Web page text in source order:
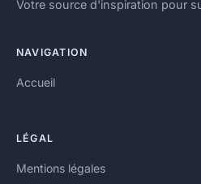
Votre source d'inspiration pour
NAVIGATION
Accueil
LÉGAL
Mentions légales